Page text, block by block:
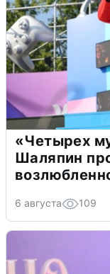
«Четырех
Шаляпин
6 августа 109